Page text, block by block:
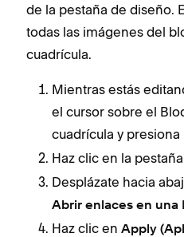
de la pestaña de diseño.
todas las imágenes del
cuadrícula.
Mientras estás
el cursor sobre el
cuadrícula y presiona
Haz clic en la pestaña
Desplázate hacia
Abrir enlaces en una
Haz clic en Apply